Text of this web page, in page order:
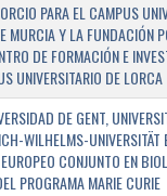
PARA EL CAMPUS
Y LA FUNDACIÓN
DE FORMACIÓN E
UNIVERSITARIO DE LORCA
DE GENT,
WILHELMS-
CONJUNTO EN
PROGRAMA MARIE CURIE